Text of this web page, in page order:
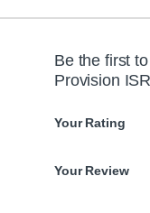
Be the first
Provision
Your Rating
Your Review